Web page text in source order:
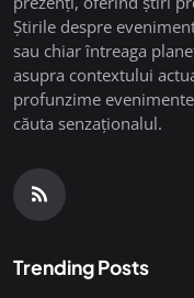
Știrile despre
sau chiar întreaga
asupra contextului
profunzime
căuta senzaționalul.
Trending Posts